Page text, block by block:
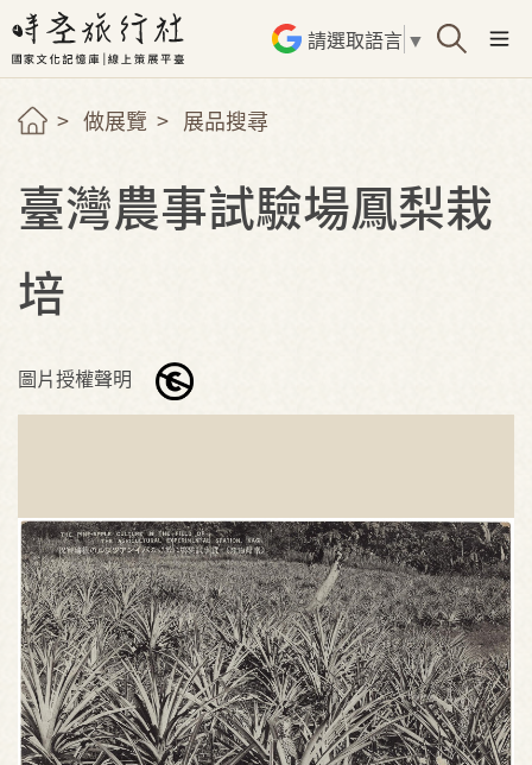
請選取語言 ▼
做展覽 展品搜尋
臺灣農事試驗場鳳梨栽
培
圖片授權聲明